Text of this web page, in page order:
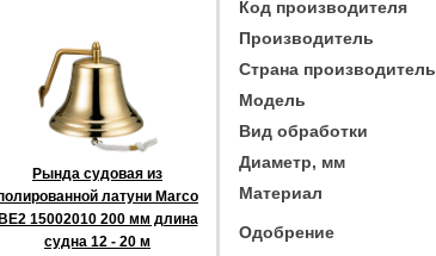
Рында судовая из
латуни Marco
15002010 200 мм длина
судна 12 - 20 м
Код производителя
Производитель
Страна производитель
Модель
Вид обработки
Диаметр, мм
Материал
Одобрение